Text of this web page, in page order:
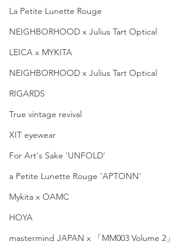
La Petite Lunette Rouge
NEIGHBORHOOD x Julius Tart Optical
LEICA x MYKITA
NEIGHBORHOOD x Julius Tart Optical
RIGARDS
True vintage revival
XIT eyewear
For Art's Sake 'UNFOLD'
a Petite Lunette Rouge 'APTONN'
Mykita x OAMC
HOYA
mastermind JAPAN x 「MM003 Volume 2」